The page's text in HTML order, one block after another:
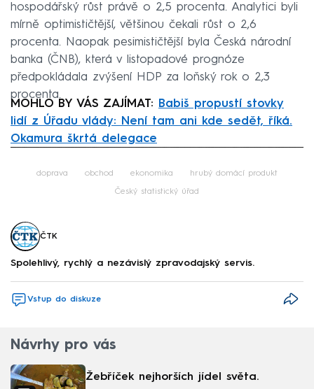
hospodářský růst právě o 2,5 procenta. Analytici byli
mírně optimističtější, většinou čekali růst o 2,6
procenta. Naopak pesimističtější byla Česká národní
banka (ČNB), která v listopadové prognóze
předpokládala zvýšení HDP za loňský rok o 2,3
procenta.
MOHLO BY VÁS ZAJÍMAT:
Babiš propustí stovky
lidí z Úřadu vlády: Není tam ani kde sedět, říká.
Okamura škrtá delegace
doprava obchod ekonomika hrubý domácí produkt
Český statistický úřad
ČTK
Spolehlivý, rychlý a nezávislý zpravodajský servis.
Vstup do diskuze
Návrhy pro vás
Žebříček nejhorších jídel světa.